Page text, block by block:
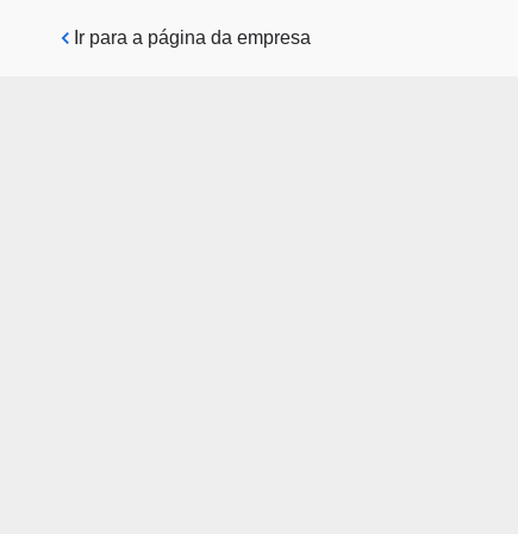
Pular para o conteúdo principal
Ir para a página da empresa